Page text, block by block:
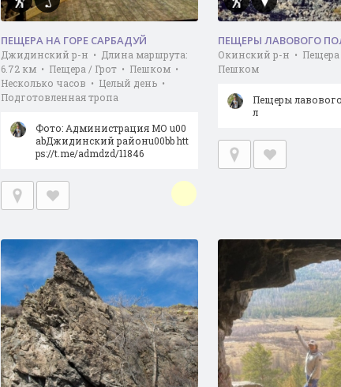
ПЕЩЕРА НА ГОРЕ САРБАДУЙ
Джидинский р-н • Длина маршрута:
6.72 км • Пещера / Грот • Пешком •
Несколько часов • Целый день •
Подготовленная тропа
Фото: Администрация МО u00
abДжидинский районu00bb htt
ps://t.me/admdzd/11846
ПЕЩЕРЫ ЛАВОВОГО
Окинский р-н • Пещера
Пешком
Пещеры
л